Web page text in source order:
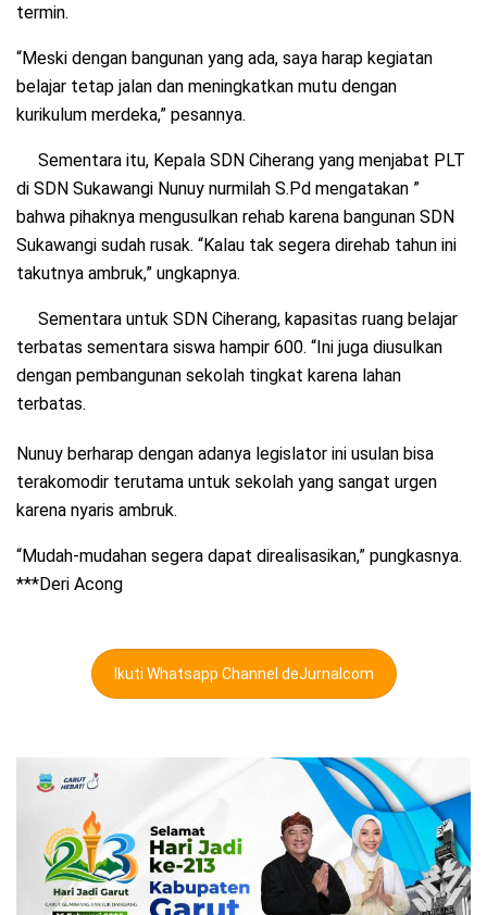
termin.
“Meski dengan bangunan yang ada, saya harap kegiatan
belajar tetap jalan dan meningkatkan mutu dengan
kurikulum merdeka,” pesannya.
Sementara itu, Kepala SDN Ciherang yang menjabat PLT
di SDN Sukawangi Nunuy nurmilah S.Pd mengatakan ”
bahwa pihaknya mengusulkan rehab karena bangunan SDN
Sukawangi sudah rusak. “Kalau tak segera direhab tahun ini
takutnya ambruk,” ungkapnya.
Sementara untuk SDN Ciherang, kapasitas ruang belajar
terbatas sementara siswa hampir 600. “Ini juga diusulkan
dengan pembangunan sekolah tingkat karena lahan
terbatas.
Nunuy berharap dengan adanya legislator ini usulan bisa
terakomodir terutama untuk sekolah yang sangat urgen
karena nyaris ambruk.
“Mudah-mudahan segera dapat direalisasikan,” pungkasnya.
***Deri Acong
Ikuti Whatsapp Channel deJurnalcom